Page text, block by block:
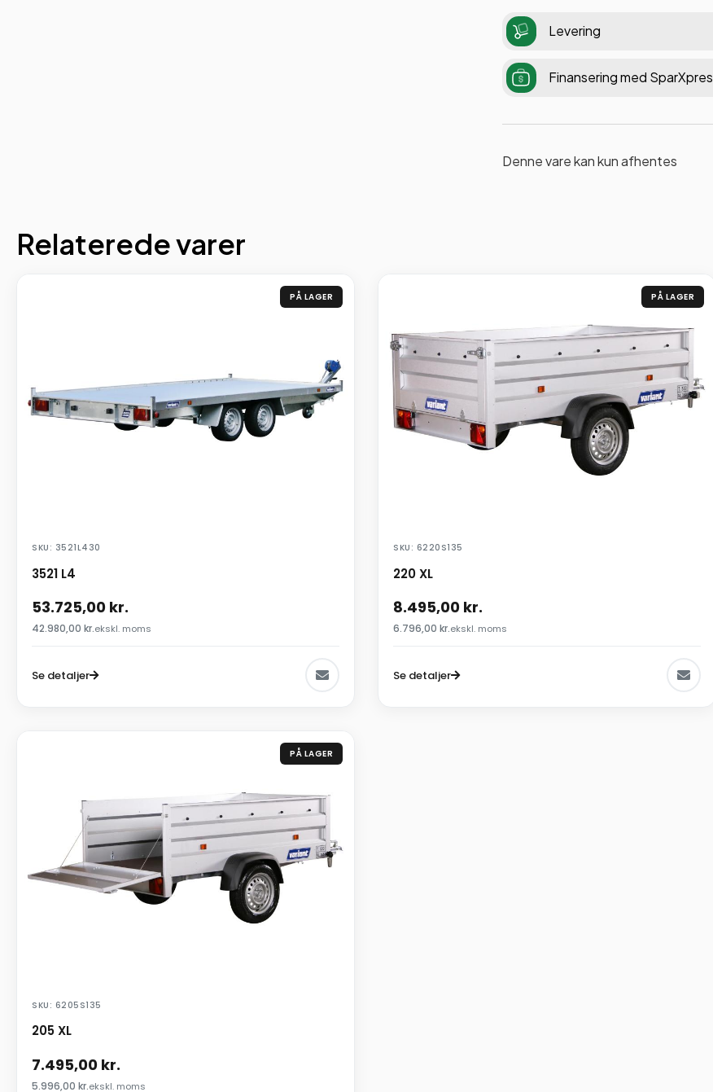
Levering
Finansering med SparXpres
Denne vare kan kun afhentes
Relaterede varer
PÅ LAGER
SKU: 3521L430
3521 L4
53.725,00 kr.
42.980,00 kr.ekskl. moms
Se detaljer
PÅ LAGER
SKU: 6220S135
220 XL
8.495,00 kr.
6.796,00 kr.ekskl. moms
Se detaljer
PÅ LAGER
SKU: 6205S135
205 XL
7.495,00 kr.
5.996,00 kr.ekskl. moms